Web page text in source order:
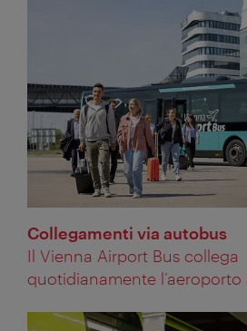
Collegamenti via autobus
Il Vienna Airport Bus collega
quotidianamente l’aeroporto